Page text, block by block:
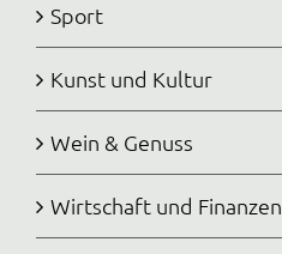
Sport
Kunst und Kultur
Wein & Genuss
Wirtschaft und Finanzen